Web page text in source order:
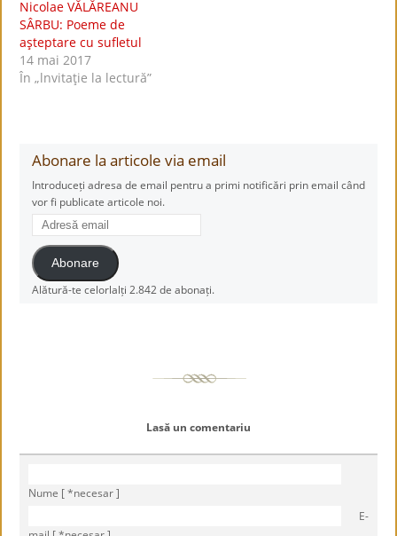
Nicolae VĂLĂREANU
SÂRBU: Poeme de
aşteptare cu sufletul
14 mai 2017
În „lnvitaţie la lectură”
Abonare la articole via email
Introduceți adresa de email pentru a primi notificări prin email când
vor fi publicate articole noi.
Adresă
email
Abonare
Alătură-te celorlalți 2.842 de abonați.
Lasă un comentariu
Nume [ *necesar ]
E-